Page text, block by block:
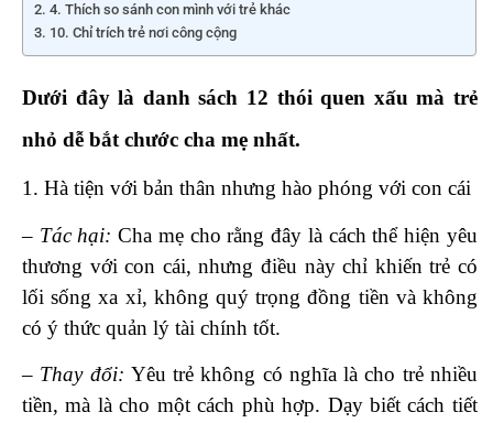
4. Thích so sánh con mình với trẻ khác
10. Chỉ trích trẻ nơi công cộng
Dưới đây là danh sách 12 thói quen xấu mà trẻ
nhỏ dễ bắt chước cha mẹ nhất.
1. Hà tiện với bản thân nhưng hào phóng với con cái
– Tác hại:Cha mẹ cho rằng đây là cách thể hiện yêu
thương với con cái, nhưng điều này chỉ khiến trẻ có
lối sống xa xỉ, không quý trọng đồng tiền và không
có ý thức quản lý tài chính tốt.
– Thay đổi: Yêu trẻ không có nghĩa là cho trẻ nhiều
tiền, mà là cho một cách phù hợp. Dạy biết cách tiết